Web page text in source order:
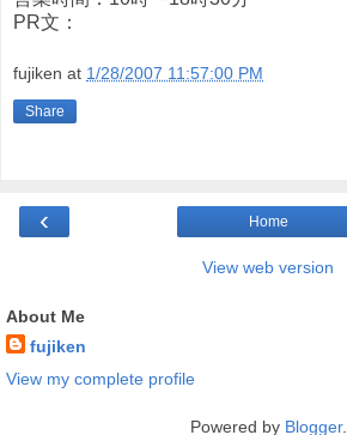
PR文：
fujiken at 1/28/2007 11:57:00 PM
Share
‹ Home
View web version
About Me
fujiken
View my complete profile
Powered by Blogger.